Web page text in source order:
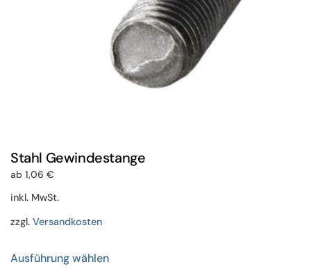
gewählt
werden
Stahl Gewindestange
ab 1,06 €
inkl. MwSt.
zzgl. Versandkosten
Ausführung wählenProdukt